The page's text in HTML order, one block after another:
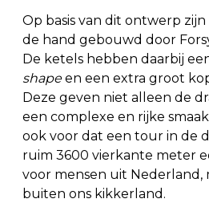
Op basis van dit ontwerp
de hand gebouwd door
De ketels hebben daarbij
shapeen een extra groot
Deze geven niet alleen de
een complexe en rijke
ook voor dat een tour in de
ruim 3600 vierkante meter
voor mensen uit Nederland,
buiten ons kikkerland.